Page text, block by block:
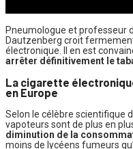
Pneumologue et professeur
Dautzenberg croit
électronique. Il en est
arrêter définitivement le
La cigarette
en Europe
Selon le célèbre scientifique
vapoteurs sont de plus en
diminution de la
moins de lycéens fumeurs